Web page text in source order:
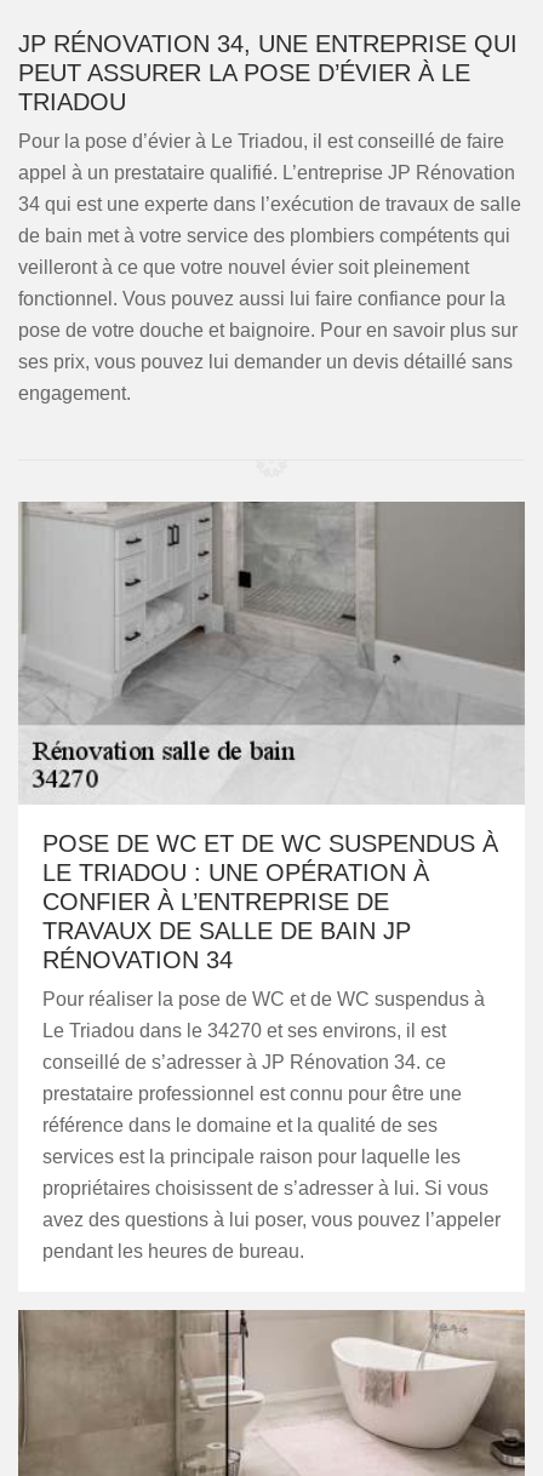
JP RÉNOVATION 34, UNE ENTREPRISE QUI
PEUT ASSURER LA POSE D’ÉVIER À LE
TRIADOU
Pour la pose d’évier à Le Triadou, il est conseillé de faire
appel à un prestataire qualifié. L’entreprise JP Rénovation
34 qui est une experte dans l’exécution de travaux de salle
de bain met à votre service des plombiers compétents qui
veilleront à ce que votre nouvel évier soit pleinement
fonctionnel. Vous pouvez aussi lui faire confiance pour la
pose de votre douche et baignoire. Pour en savoir plus sur
ses prix, vous pouvez lui demander un devis détaillé sans
engagement.
POSE DE WC ET DE WC SUSPENDUS À
LE TRIADOU : UNE OPÉRATION À
CONFIER À L’ENTREPRISE DE
TRAVAUX DE SALLE DE BAIN JP
RÉNOVATION 34
Pour réaliser la pose de WC et de WC suspendus à
Le Triadou dans le 34270 et ses environs, il est
conseillé de s’adresser à JP Rénovation 34. ce
prestataire professionnel est connu pour être une
référence dans le domaine et la qualité de ses
services est la principale raison pour laquelle les
propriétaires choisissent de s’adresser à lui. Si vous
avez des questions à lui poser, vous pouvez l’appeler
pendant les heures de bureau.